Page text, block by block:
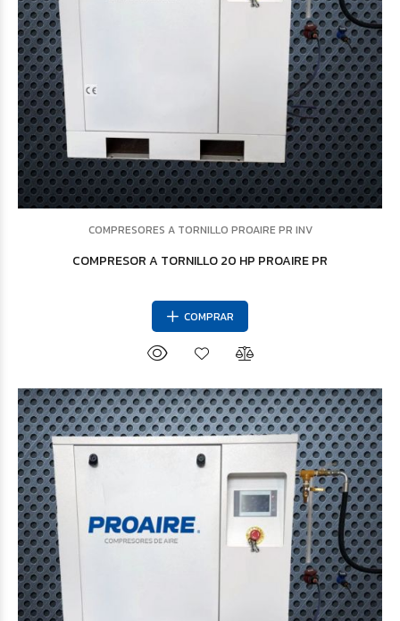
COMPRESORES A TORNILLO PROAIRE PR INV
COMPRESOR A TORNILLO 20 HP PROAIRE PR
COMPRAR